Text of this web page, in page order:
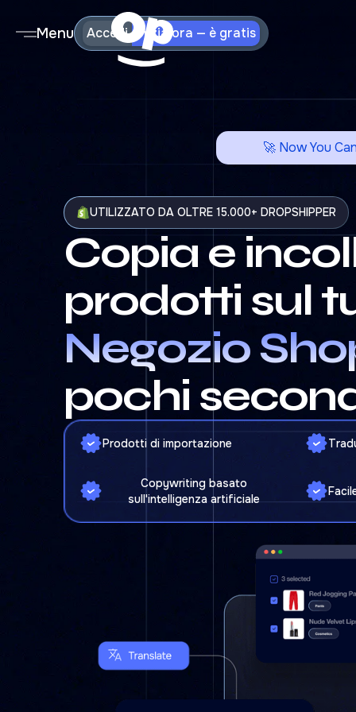
Menu Accedi Inizia ora — è gratis
🚀 Now You
UTILIZZATO DA OLTRE 15.000+ DROPSHIPPER
Copia e
prodotti sul
Negozio
pochi
Prodotti di importazione
Copywriting basato
sull'intelligenza artificiale